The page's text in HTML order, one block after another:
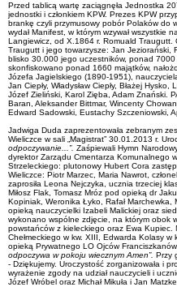
Przed tablicą wartę zaciągnęła Jednostka
jednostki i członkiem KPW. Prezes KPW
brankę czyli przymusowy pobór Polaków do
wydał Manifest, w którym wzywał wszystkie
Langiewicz, od X.1864 r. Romuald Traugutt.
Traugutt i jego towarzysze: Jan Jeziorański,
blisko 30.000 jego uczestników, ponad
skonfiskowano ponad 1660 majątków,
Józefa Jagielskiego (1890-1951),
Jan Ciepły, Władysław Ciepły, Błażej
Józef Zieliński, Karol Zięba, Adam Znański.
Baran, Aleksander Bittmar, Wincenty
Edward Sadowski, Eustachy Szczeniowski,
Jadwiga Duda zaprezentowała zebranym
Wieliczce w sali „Magistrat” 30.01.2013 r.
odpoczywanie...”. Zaśpiewali Hymn
dyrektor Zarządu Cmentarza Komunalnego
Strzeleckiego: plutonowy Hubert Cora
Wieliczce: Piotr Marzec, Maria Nawrot,
zaprosiła Leona Nejczyka, ucznia trzeciej
Miłosz Flak, Tomasz Mróz pod opieką dr
Kopiniak, Weronika Łyko, Rafał Marchewka,
opieką nauczycielki Izabeli Malickiej oraz
wykonano wspólne zdjęcie, na którym obok
powstańców z kieleckiego oraz Ewa Kupiec.
Chełmeckiego w kw. XIII, Edwarda Kolasy
opieką Prywatnego LO Ojców
odpoczywa w pokoju wiecznym Amen”. Przy
- Dziękujemy. Uroczystość zorganizowała i
wyrażenie zgody na udział nauczycieli i
Józef Wróbel oraz Michał Mikuła i Jan